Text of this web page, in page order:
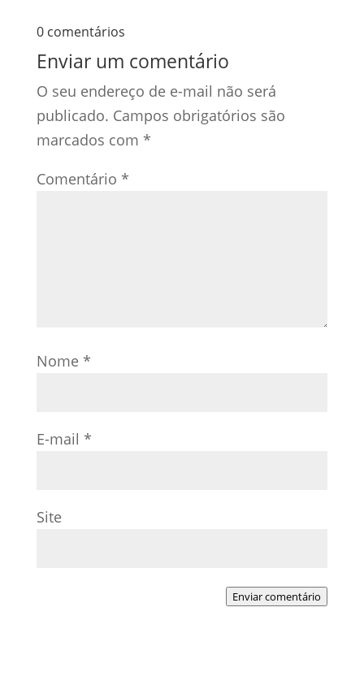
0 comentários
Enviar um comentário
O seu endereço de e-mail não será
publicado. Campos obrigatórios são
marcados com *
Comentário *
Nome *
E-mail *
Site
Enviar comentário